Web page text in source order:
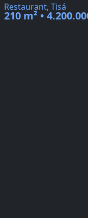
Restaurant, Tisá
210 m² •